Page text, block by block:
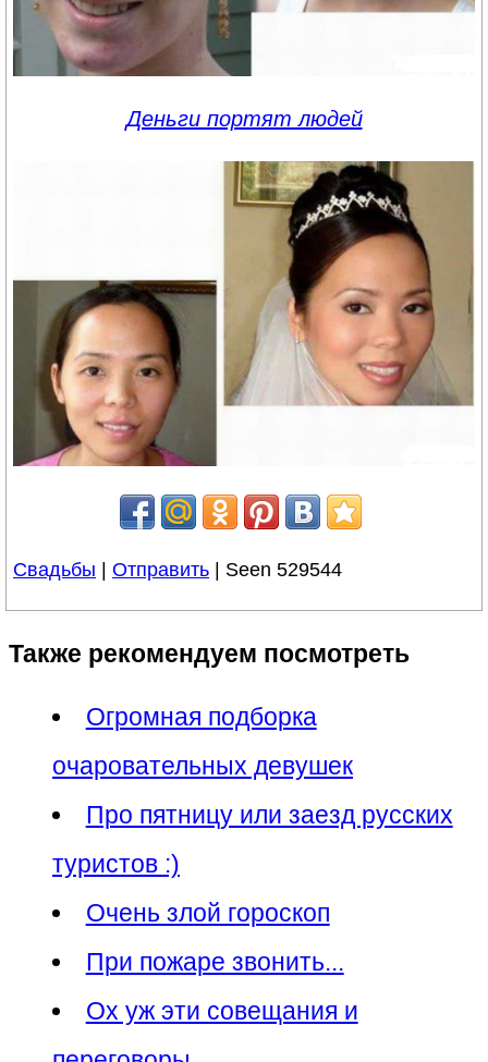
Деньги портят людей
Свадьбы Отправить | Seen 529544
Также рекомендуем посмотреть
Огромная подборка
очаровательных девушек
Про пятницу или заезд русских
туристов :)
Очень злой гороскоп
При пожаре звонить...
Ох уж эти совещания и